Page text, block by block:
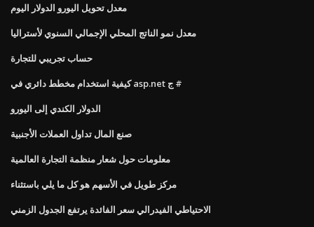
معدل تحويل اليورو الدولار اليوم
معدل نمو الناتج المحلي الإجمالي السنوي لأستراليا
حساب تجريبي للتجارة
كيفية استخدام مخطط دائري في asp.net ج #
الدولار الكندي إلى اليورو
صنع المال تداول العملات الأجنبية
معلومات حول شعار منظمة التجارة العالمية
مركز طويل في الأسهم هو كل ما يلي باستثناء
الاحتياطي الفيدرالي سعر الفائدة يرتفع الجدول الزمني